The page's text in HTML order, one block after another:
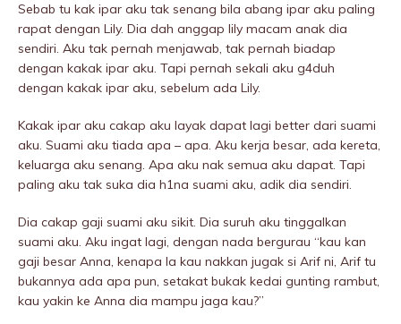
Sebab tu kak ipar aku tak senang bila abang ipar aku paling
rapat dengan Lily. Dia dah anggap lily macam anak dia
sendiri. Aku tak pernah menjawab, tak pernah biadap
dengan kakak ipar aku. Tapi pernah sekali aku g4duh
dengan kakak ipar aku, sebelum ada Lily.
Kakak ipar aku cakap aku layak dapat lagi better dari suami
aku. Suami aku tiada apa – apa. Aku kerja besar, ada kereta,
keluarga aku senang. Apa aku nak semua aku dapat. Tapi
paling aku tak suka dia h1na suami aku, adik dia sendiri.
Dia cakap gaji suami aku sikit. Dia suruh aku tinggalkan
suami aku. Aku ingat lagi, dengan nada bergurau “kau kan
gaji besar Anna, kenapa la kau nakkan jugak si Arif ni, Arif tu
bukannya ada apa pun, setakat bukak kedai gunting rambut,
kau yakin ke Anna dia mampu jaga kau?”